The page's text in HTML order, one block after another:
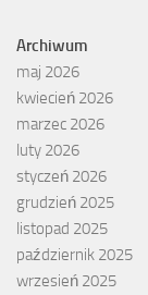
Archiwum
maj 2026
kwiecień 2026
marzec 2026
luty 2026
styczeń 2026
grudzień 2025
listopad 2025
październik 2025
wrzesień 2025